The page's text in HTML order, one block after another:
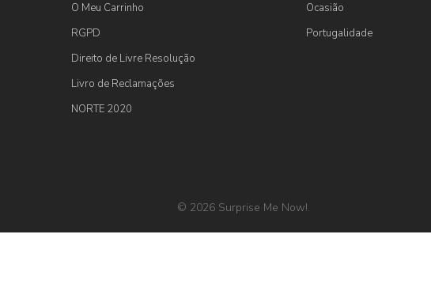
O Meu Carrinho
RGPD
Direito de Livre Resolução
Livro de Reclamações
NORTE 2020
Ocasião
Portugalidade
© 2026 Surprise Me Now!.